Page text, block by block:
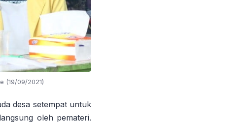
(19/09/2021)
desa setempat untuk
oleh pemateri.